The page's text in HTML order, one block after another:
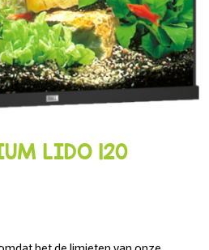
LIDO 120